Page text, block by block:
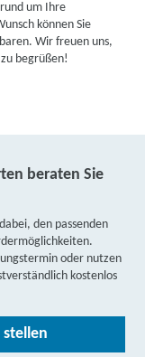
um Ihre
können Sie
Wir freuen uns,
zu begrüßen!
beraten Sie
den passenden
oder nutzen
kostenlos